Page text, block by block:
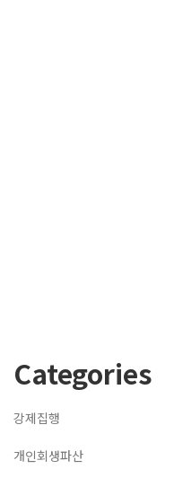
Categories
강제집행
개인회생파산